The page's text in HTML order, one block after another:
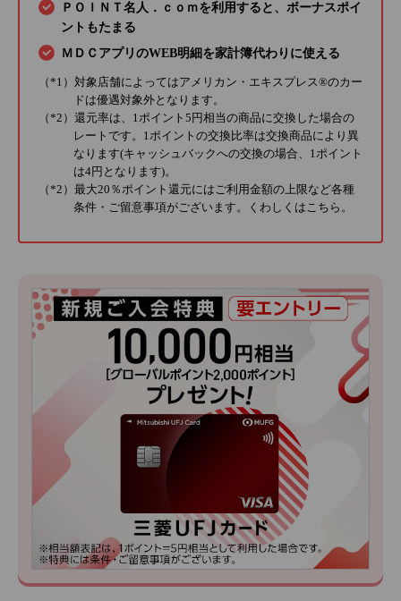
ＰＯＩＮＴ名人．ｃｏｍを利用すると、ボーナスポイ
ントもたまる
ＭＤＣアプリのWEB明細を家計簿代わりに使える
（*1）対象店舗によってはアメリカン・エキスプレス®のカー
ドは優遇対象外となります。
（*2）還元率は、1ポイント5円相当の商品に交換した場合の
レートです。1ポイントの交換比率は交換商品により異
なります(キャッシュバックへの交換の場合、1ポイント
は4円となります)。
（*2）最大20％ポイント還元にはご利用金額の上限など各種
条件・ご留意事項がございます。くわしくはこちら 。